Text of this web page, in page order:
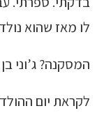
לו מאז שהוא
המסקנה? ג’וני
לקראת יום